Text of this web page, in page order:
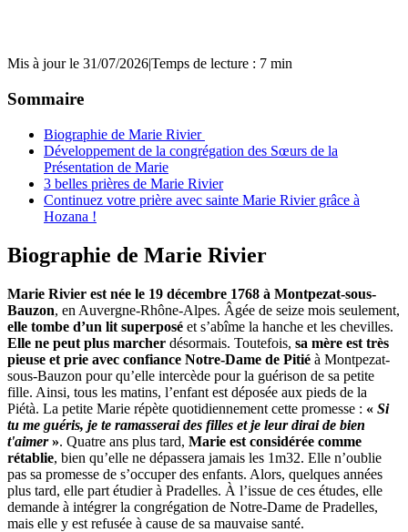
Mis à jour le 31/07/2026|Temps de lecture : 7 min
Sommaire
Biographie de Marie Rivier
Développement de la congrégation des Sœurs de la
Présentation de Marie
3 belles prières de Marie Rivier
Continuez votre prière avec sainte Marie Rivier grâce à
Hozana !
Biographie de Marie Rivier
Marie Rivier est née le 19 décembre 1768 à Montpezat-sous-
Bauzon, en Auvergne-Rhône-Alpes. Âgée de seize mois seulement,
elle tombe d’un lit superposé et s’abîme la hanche et les chevilles.
Elle ne peut plus marcher désormais. Toutefois, sa mère est très
pieuse et prie avec confiance Notre-Dame de Pitié à Montpezat-
sous-Bauzon pour qu’elle intercède pour la guérison de sa petite
fille. Ainsi, tous les matins, l’enfant est déposée aux pieds de la
Piétà. La petite Marie répète quotidiennement cette promesse : « Si
tu me guéris, je te ramasserai des filles et je leur dirai de bien
t'aimer». Quatre ans plus tard, Marie est considérée comme
rétablie, bien qu’elle ne dépassera jamais les 1m32. Elle n’oublie
pas sa promesse de s’occuper des enfants. Alors, quelques années
plus tard, elle part étudier à Pradelles. À l’issue de ces études, elle
demande à intégrer la congrégation de Notre-Dame de Pradelles,
mais elle y est refusée à cause de sa mauvaise santé.